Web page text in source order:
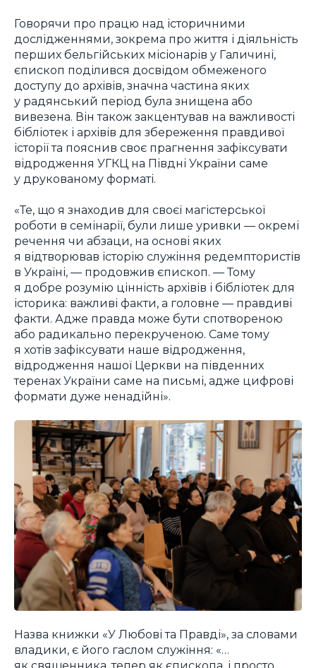
Говорячи про працю над історичними
дослідженнями, зокрема про життя і діяльність
перших бельгійських місіонарів у Галичині,
єпископ поділився досвідом обмеженого
доступу до архівів, значна частина яких
у радянський період була знищена або
вивезена. Він також закцентував на важливості
бібліотек і архівів для збереження правдивої
історії та пояснив своє прагнення зафіксувати
відродження УГКЦ на Півдні України саме
у друкованому форматі.
«Те, що я знаходив для своєї магістерської
роботи в семінарії, були лише уривки — окремі
речення чи абзаци, на основі яких
я відтворював історію служіння редемптористів
в Україні, — продовжив єпископ. — Тому
я добре розумію цінність архівів і бібліотек для
історика: важливі факти, а головне — правдиві
факти. Адже правда може бути спотвореною
або радикально перекрученою. Саме тому
я хотів зафіксувати наше відродження,
відродження нашої Церкви на південних
теренах України саме на письмі, адже цифрові
формати дуже ненадійні».
Назва книжки «У Любові та Правді», за словами
владики, є його гаслом служіння: «…